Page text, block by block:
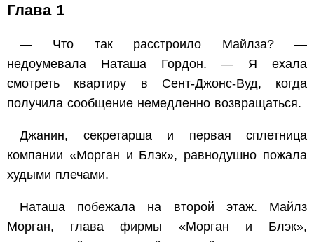
Глава 1
— Что так расстроило Майлза? —
недоумевала Наташа Гордон. — Я ехала
смотреть квартиру в Сент-Джонс-Вуд, когда
получила сообщение немедленно возвращаться.
Джанин, секретарша и первая сплетница
компании «Морган и Блэк», равнодушно пожала
худыми плечами.
Наташа побежала на второй этаж. Майлз
Морган, глава фирмы «Морган и Блэк»,